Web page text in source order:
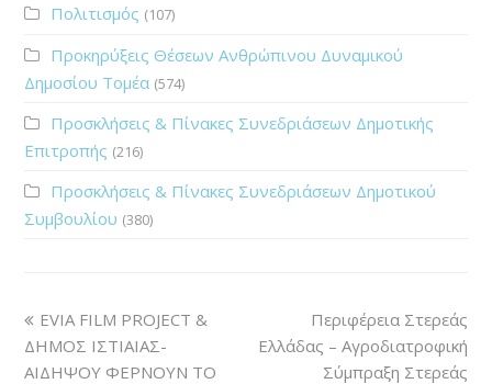
Πολιτισμός (107)
Προκηρύξεις Θέσεων Ανθρώπινου Δυναμικού
Δημοσίου Τομέα (574)
Προσκλήσεις & Πίνακες Συνεδριάσεων Δημοτικής
Επιτροπής (216)
Προσκλήσεις & Πίνακες Συνεδριάσεων Δημοτικού
Συμβουλίου (380)
EVIA FILM PROJECT &
ΔΗΜΟΣ ΙΣΤΙΑΙΑΣ-
ΑΙΔΗΨΟΥ ΦΕΡΝΟΥΝ ΤΟ
Περιφέρεια Στερεάς
Ελλάδας – Αγροδιατροφική
Σύμπραξη Στερεάς